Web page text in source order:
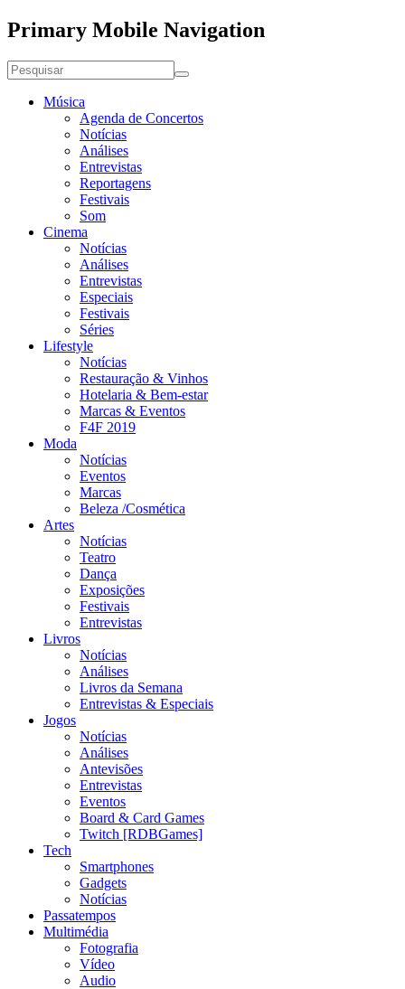
Primary Mobile Navigation
Música
Agenda de Concertos
Notícias
Análises
Entrevistas
Reportagens
Festivais
Som
Cinema
Notícias
Análises
Entrevistas
Especiais
Festivais
Séries
Lifestyle
Notícias
Restauração & Vinhos
Hotelaria & Bem-estar
Marcas & Eventos
F4F 2019
Moda
Notícias
Eventos
Marcas
Beleza /Cosmética
Artes
Notícias
Teatro
Dança
Exposições
Festivais
Entrevistas
Livros
Notícias
Análises
Livros da Semana
Entrevistas & Especiais
Jogos
Notícias
Análises
Antevisões
Entrevistas
Eventos
Board & Card Games
Twitch [RDBGames]
Tech
Smartphones
Gadgets
Notícias
Passatempos
Multimédia
Fotografia
Vídeo
Audio